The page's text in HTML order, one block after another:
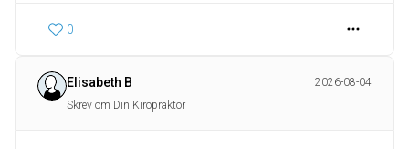
0
Elisabeth B
2026-08-04
Skrev om Din Kiropraktor